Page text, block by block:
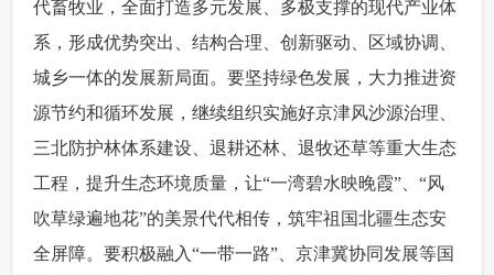
代畜牧业，全面打造多元发展、多极支撑的现代产业体
系，形成优势突出、结构合理、创新驱动、区域协调、
城乡一体的发展新局面。要坚持绿色发展，大力推进资
源节约和循环发展，继续组织实施好京津风沙源治理、
三北防护林体系建设、退耕还林、退牧还草等重大生态
工程，提升生态环境质量，让“一湾碧水映晚霞”、“风
吹草绿遍地花”的美景代代相传，筑牢祖国北疆生态安
全屏障。要积极融入“一带一路”、京津冀协同发展等国